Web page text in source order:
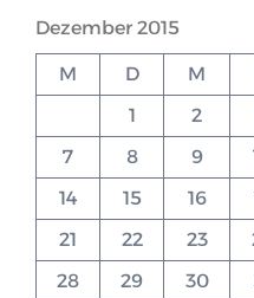
Dezember 2015
M D M
1
2
7
8 9
14
15 16
21
22 23
28
29 30